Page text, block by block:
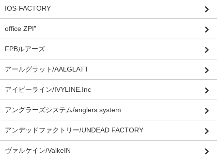
IOS-FACTORY
office ZPI”
FPBルアーズ
アールグラット/AALGLATT
アイビーライン/IVYLINE.Inc
アングラーズシステム/anglers system
アンデッドファクトリー/UNDEAD FACTORY
ヴァルケイン/ValkeIN